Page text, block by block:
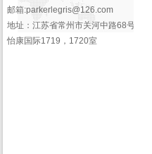
邮箱:parkerlegris@126.com
地址：江苏省常州市关河中路68号
怡康国际1719，1720室